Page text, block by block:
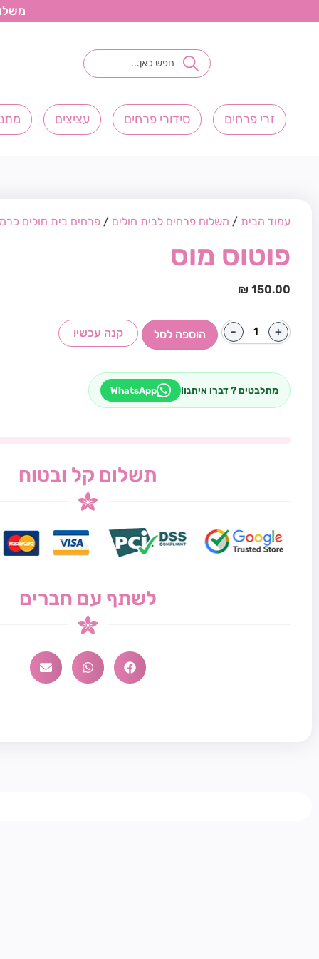
זרי פרחים סידורי פרחים עציצים
עמוד הבית / משלוח פרחים לבית חולים / פרחים בית חולים
פוטוס מוס
₪ 150.00
- + הוספה לסל קנה עכשיו
מתלבטים ? דברו איתנו! WhatsApp
תשלום קל ובטוח
לשתף עם חברים